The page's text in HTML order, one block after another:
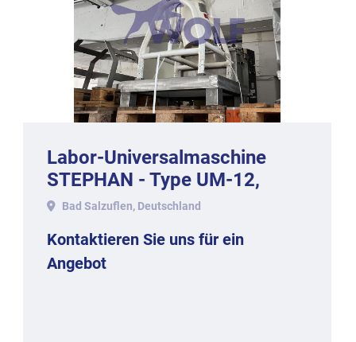
Labor-Universalmaschine
STEPHAN - Type UM-12,
Baujahr 1982.
Bad Salzuflen, Deutschland
Kontaktieren Sie uns für ein
Angebot